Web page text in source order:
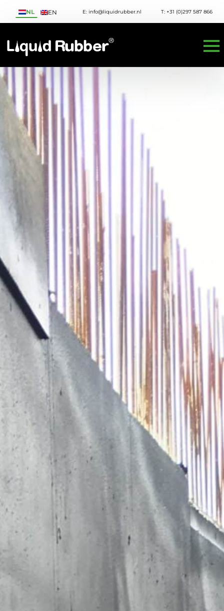
NL EN E: info@liquidrubber.nl T: +31 (0)297 587 866